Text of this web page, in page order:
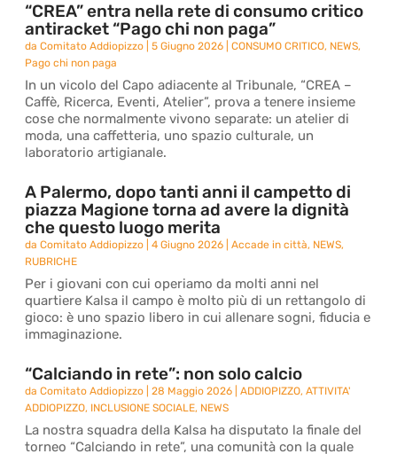
“CREA” entra nella rete di consumo critico
antiracket “Pago chi non paga”
daComitato Addiopizzo |5 Giugno 2026 |CONSUMO CRITICO, NEWS,
Pago chi non paga
In un vicolo del Capo adiacente al Tribunale, “CREA –
Caffè, Ricerca, Eventi, Atelier”, prova a tenere insieme
cose che normalmente vivono separate: un atelier di
moda, una caffetteria, uno spazio culturale, un
laboratorio artigianale.
A Palermo, dopo tanti anni il campetto di
piazza Magione torna ad avere la dignità
che questo luogo merita
daComitato Addiopizzo |4 Giugno 2026 |Accade in città, NEWS,
RUBRICHE
Per i giovani con cui operiamo da molti anni nel
quartiere Kalsa il campo è molto più di un rettangolo di
gioco: è uno spazio libero in cui allenare sogni, fiducia e
immaginazione.
“Calciando in rete”: non solo calcio
daComitato Addiopizzo |28 Maggio 2026 |ADDIOPIZZO,ATTIVITA'
ADDIOPIZZO, INCLUSIONE SOCIALE, NEWS
La nostra squadra della Kalsa ha disputato la finale del
torneo “Calciando in rete”, una comunità con la quale